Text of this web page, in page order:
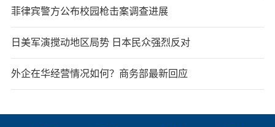
菲律宾警方公布校园枪击案调查进展
日美军演搅动地区局势 日本民众强烈反对
外企在华经营情况如何？商务部最新回应